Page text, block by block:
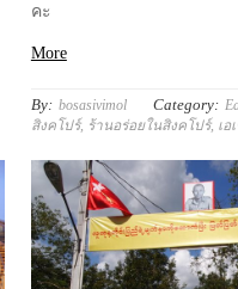
คะ
More
By: bosasivimol Category:
สิงคโปร์, ร้านอร่อยในสิงคโปร์, เอ